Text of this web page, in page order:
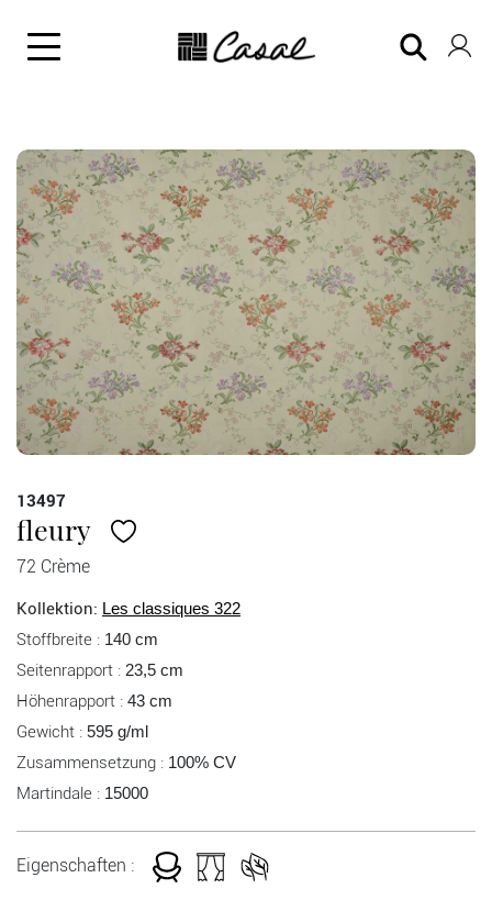
13497
fleury
72 Crème
Kollektion: Les classiques 322
Stoffbreite : 140 cm
Seitenrapport : 23,5 cm
Höhenrapport : 43 cm
Gewicht : 595 g/ml
Zusammensetzung : 100% CV
Martindale : 15000
Eigenschaften :